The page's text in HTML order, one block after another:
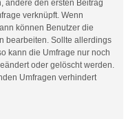
ändere den ersten Beitrag
verknüpft. Wenn
können Benutzer die
bearbeiten. Sollte allerdings
kann die Umfrage nur noch
oder gelöscht werden.
Umfragen verhindert